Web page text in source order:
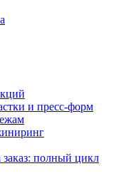
и пресс-форм
заказ: полный цикл